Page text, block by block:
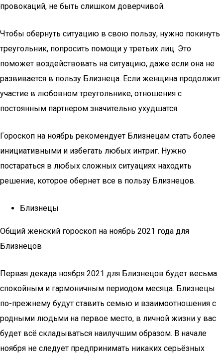
провокаций, не быть слишком доверчивой.
Чтобы обернуть ситуацию в свою пользу, нужно покинуть
треугольник, попросить помощи у третьих лиц. Это
поможет воздействовать на ситуацию, даже если она не
развивается в пользу Близнеца. Если женщина продолжит
участие в любовном треугольнике, отношения с
постоянным партнером значительно ухудшатся.
Гороскоп на ноябрь рекомендует Близнецам стать более
инициативными и избегать любых интриг. Нужно
постараться в любых сложных ситуациях находить
решение, которое обернет все в пользу Близнецов.
Близнецы
Общий женский гороскоп на ноябрь 2021 года для
Близнецов
Первая декада ноября 2021 для Близнецов будет весьма
спокойным и гармоничным периодом месяца. Близнецы
по-прежнему будут ставить семью и взаимоотношения с
родными людьми на первое место, в личной жизни у вас
будет всё складываться наилучшим образом. В начале
ноября не следует предпринимать никаких серьёзных